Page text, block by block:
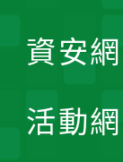
資安
活動